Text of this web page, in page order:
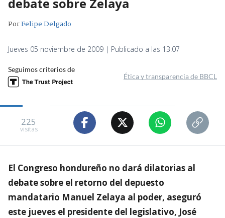
PorFelipe Delgado
Jueves 05 noviembre de 2009 | Publicado a las 13:07
Seguimos criterios de
Ética y transparencia de BBCL
225
visitas
El Congreso hondureño no dará dilatorias al
debate sobre el retorno del depuesto
mandatario Manuel Zelaya al poder, aseguró
este jueves el presidente del legislativo, José